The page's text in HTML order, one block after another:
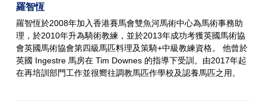
羅智恆
羅智恆於2008年加入香港賽馬會雙魚河馬術中心為馬術事務助
理，於2010年升為騎術教練，並於2013年成功考獲英國馬術協
會英國馬術協會第四級馬匹料理及策騎+中級教練資格。 他曾於
英國 Ingestre 馬房在 Tim Downes 的指導下受訓。由2017年起
在再培訓部門工作並很嚮往調教馬匹作學校及認養馬匹之用。